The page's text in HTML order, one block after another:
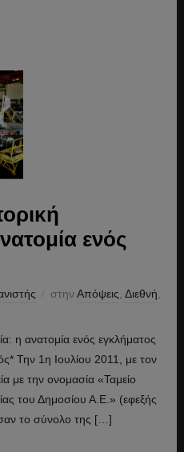
ενός
στηνΑπόψεις Διεθνή
η ανατομία ενός εγκλήματος
Την 1η Ιουλίου 2011, με τον
με την ονομασία «Ταμείο
του Δημοσίου Α.Ε.» (εφεξής
το σύνολο της […]